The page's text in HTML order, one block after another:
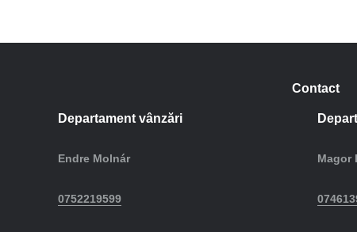
Contact
Departament vânzări
Endre Molnár
0752219599
Magor